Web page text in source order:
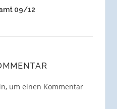
09/12
um einen Kommentar